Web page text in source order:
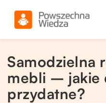
Samodzielna
mebli – jakie
przydatne?